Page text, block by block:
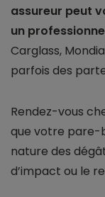
assureur peut
un
Carglass,
parfois des
Rendez-vous
que votre pare-
nature des
d’impact ou le